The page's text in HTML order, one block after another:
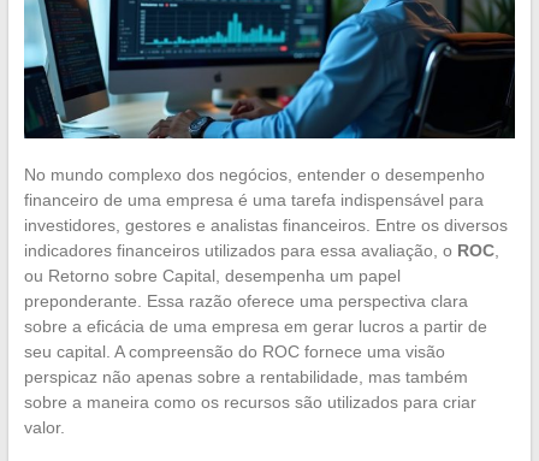
No mundo complexo dos negócios, entender o desempenho
financeiro de uma empresa é uma tarefa indispensável para
investidores, gestores e analistas financeiros. Entre os diversos
indicadores financeiros utilizados para essa avaliação, o ROC,
ou Retorno sobre Capital, desempenha um papel
preponderante. Essa razão oferece uma perspectiva clara
sobre a eficácia de uma empresa em gerar lucros a partir de
seu capital. A compreensão do ROC fornece uma visão
perspicaz não apenas sobre a rentabilidade, mas também
sobre a maneira como os recursos são utilizados para criar
valor.